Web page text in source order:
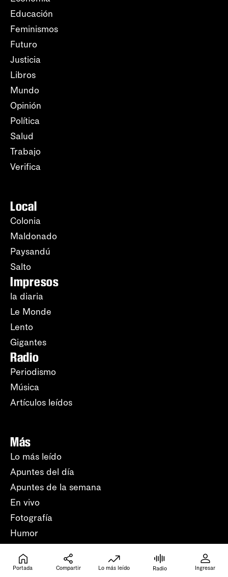
Educación
Feminismos
Futuro
Justicia
Libros
Mundo
Opinión
Política
Salud
Trabajo
Verifica
Local
Colonia
Maldonado
Paysandú
Salto
Impresos
la diaria
Le Monde
Lento
Gigantes
Radio
Periodismo
Música
Artículos leídos
Más
Lo más leído
Apuntes del día
Apuntes de la semana
En vivo
Fotografía
Humor
Beneficios
Portada Compartir Lo más leído Radio Ingresar